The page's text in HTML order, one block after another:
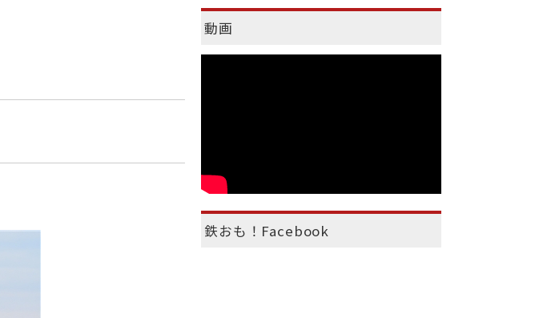
動画
鉄おも！Facebook